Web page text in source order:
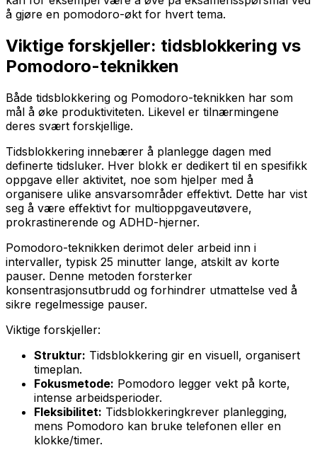
å gjøre en pomodoro-økt for hvert tema.
Viktige forskjeller: tidsblokkering vs
Pomodoro-teknikken
Både tidsblokkering og Pomodoro-teknikken har som
mål å øke produktiviteten. Likevel er tilnærmingene
deres svært forskjellige.
Tidsblokkering innebærer å planlegge dagen med
definerte tidsluker. Hver blokk er dedikert til en spesifikk
oppgave eller aktivitet, noe som hjelper med å
organisere ulike ansvarsområder effektivt. Dette har vist
seg å være effektivt for multioppgaveutøvere,
prokrastinerende og ADHD-hjerner.
Pomodoro-teknikken derimot deler arbeid inn i
intervaller, typisk 25 minutter lange, atskilt av korte
pauser. Denne metoden forsterker
konsentrasjonsutbrudd og forhindrer utmattelse ved å
sikre regelmessige pauser.
Viktige forskjeller:
Struktur: Tidsblokkering gir en visuell, organisert
timeplan.
Fokusmetode: Pomodoro legger vekt på korte,
intense arbeidsperioder.
Fleksibilitet: Tidsblokkeringkrever planlegging,
mens Pomodoro kan bruke telefonen eller en
klokke/timer.